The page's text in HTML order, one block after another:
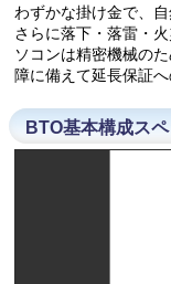
わずかな掛け金で、
さらに落下・落雷・
ソコンは精密機械の
障に備えて延長保証
BTO基本構成ス